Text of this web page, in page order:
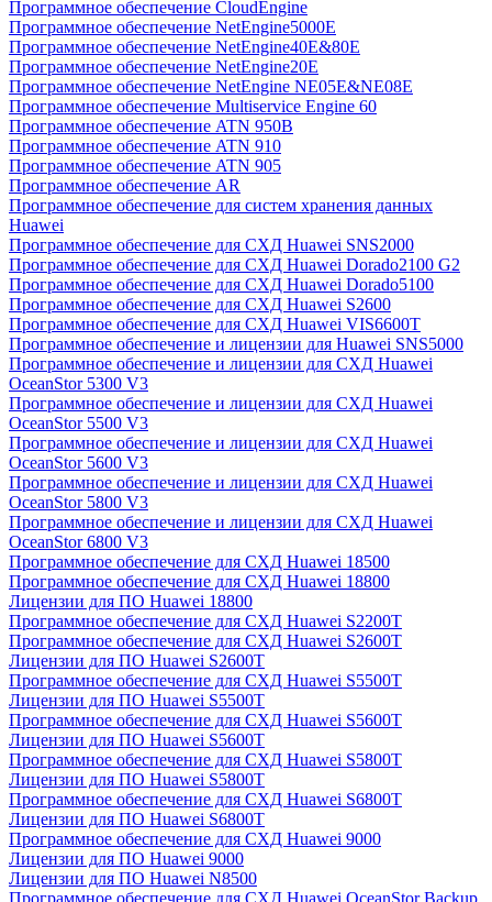
Программное обеспечение CloudEngine
Программное обеспечение NetEngine5000E
Программное обеспечение NetEngine40E&80E
Программное обеспечение NetEngine20E
Программное обеспечение NetEngine NE05E&NE08E
Программное обеспечение Multiservice Engine 60
Программное обеспечение ATN 950B
Программное обеспечение ATN 910
Программное обеспечение ATN 905
Программное обеспечение AR
Программное обеспечение для систем хранения данных
Huawei
Программное обеспечение для СХД Huawei SNS2000
Программное обеспечение для СХД Huawei Dorado2100 G2
Программное обеспечение для СХД Huawei Dorado5100
Программное обеспечение для СХД Huawei S2600
Программное обеспечение для СХД Huawei VIS6600T
Программное обеспечение и лицензии для Huawei SNS5000
Программное обеспечение и лицензии для СХД Huawei
OceanStor 5300 V3
Программное обеспечение и лицензии для СХД Huawei
OceanStor 5500 V3
Программное обеспечение и лицензии для СХД Huawei
OceanStor 5600 V3
Программное обеспечение и лицензии для СХД Huawei
OceanStor 5800 V3
Программное обеспечение и лицензии для СХД Huawei
OceanStor 6800 V3
Программное обеспечение для СХД Huawei 18500
Программное обеспечение для СХД Huawei 18800
Лицензии для ПО Huawei 18800
Программное обеспечение для СХД Huawei S2200T
Программное обеспечение для СХД Huawei S2600T
Лицензии для ПО Huawei S2600T
Программное обеспечение для СХД Huawei S5500T
Лицензии для ПО Huawei S5500T
Программное обеспечение для СХД Huawei S5600T
Лицензии для ПО Huawei S5600T
Программное обеспечение для СХД Huawei S5800T
Лицензии для ПО Huawei S5800T
Программное обеспечение для СХД Huawei S6800T
Лицензии для ПО Huawei S6800T
Программное обеспечение для СХД Huawei 9000
Лицензии для ПО Huawei 9000
Лицензии для ПО Huawei N8500
Программное обеспечение для СХД Huawei OceanStor Backup